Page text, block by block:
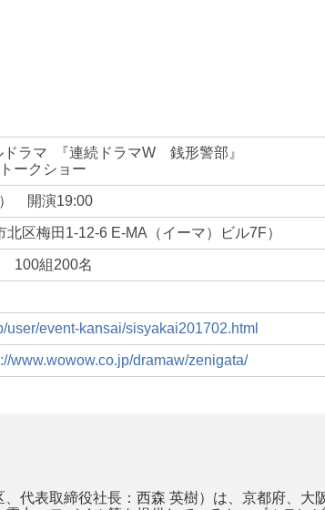
ドラマ 『連続ドラマW 銭形警部』
ークショー
） 開演19:00
区梅田1-12-6 E-MA（イーマ）ビル7F）
100組200名
user/event-kansai/sisyakai201702.html
www.wowow.co.jp/dramaw/zenigata/
代表取締役社長：西森 英樹）は、京都府、